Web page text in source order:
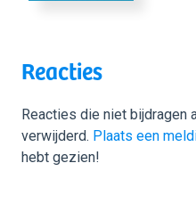
Reacties
Reacties die niet bijdragen
verwijderd. Plaats een
hebt gezien!